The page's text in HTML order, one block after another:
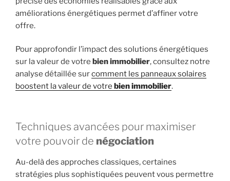
améliorations énergétiques permet d’affiner votre
offre.
Pour approfondir l’impact des solutions énergétiques
sur la valeur de votre bien immobilier, consultez notre
analyse détaillée surcomment les panneaux solaires
boostent la valeur de votre bien immobilier.
Techniques avancées pour maximiser
votre pouvoir de négociation
Au-delà des approches classiques, certaines
stratégies plus sophistiquées peuvent vous permettre